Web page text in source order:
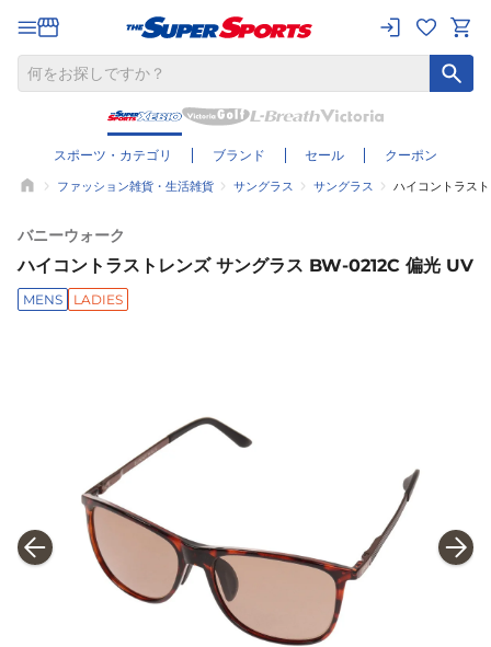
スポーツ・カテゴリ ブランド セール クーポン
ファッション雑貨・生活雑貨 サングラス サングラス ハイコントラス
バニーウォーク
ハイコントラストレンズ サングラス BW-0212C 偏光 UV
MENS LADIES